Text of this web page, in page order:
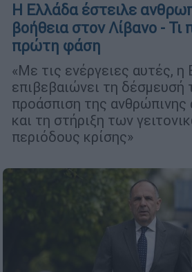
Η Ελλάδα έστειλε
βοήθεια στον Λίβανο - Τι
πρώτη φάση
«Με τις ενέργειες αυτές, η
επιβεβαιώνει τη δέσμευσή
προάσπιση της ανθρώπινης
και τη στήριξη των
περιόδους κρίσης»